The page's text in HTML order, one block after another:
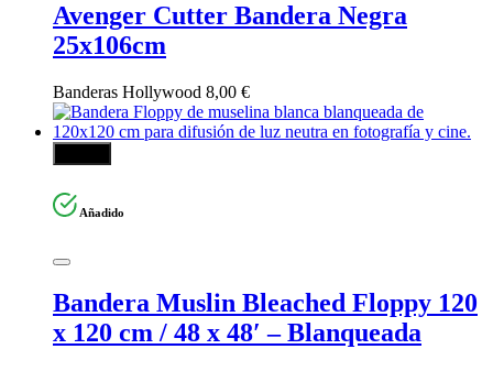
Avenger Cutter Bandera Negra
25x106cm
Banderas Hollywood 8,00 €
Añadido
Bandera Muslin Bleached Floppy 120
x 120 cm / 48 x 48′ – Blanqueada